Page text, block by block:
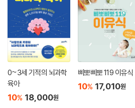
초등학교 입학 전 준비
혼자서도 잘할 수 있어요.
입학을 준비해요.
초등학교 생활 맛보기
등하교에 대해 미리 알아봐요.
학교생활에 대해 미리 알아봐요.
단순히 말해 어린이집과 유치원으로 분류되
방침에 따라 등원 일수, 등하원 시간, 지불해
에는 차이가 있습니다. 그래서 기관을 선택할
서, 유치원이라서 선택하기보다는 부모의 양
의 생활 패턴, 아이의 발달 정도, 아이의 흥미
것이 중요합니다.
---p.169
에 따른 이상행동 등 서툴고 완벽하지 않은
음을 좋은 부모가 될 수 있다는 자신감으로
어나도록 합니다.
2편에서는 24개월~7살, 육아 독립을 맞이
를 대하는 게 점점 어려워집니다. 귀엽다고
양보하는 것도 한계가 있으니까요. 유아기의
부모의 내려놓기가 필요합니다. 유아기 아이
0~3세 기적의 뇌과학
육아
10% 18,000원
삐뽀삐뽀 119 이유식
10% 17,010원